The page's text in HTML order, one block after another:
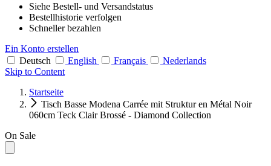
Siehe Bestell- und Versandstatus
Bestellhistorie verfolgen
Schneller bezahlen
Ein Konto erstellen
Deutsch
English Français
Nederlands
Skip to Content
Startseite
Tisch Basse Modena Carrée mit Struktur en Métal Noir
060cm Teck Clair Brossé - Diamond Collection
On Sale